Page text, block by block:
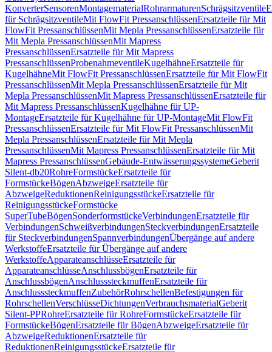
KonverterSensorenMontagematerialRohrarmaturenSchrägsitzventile
für SchrägsitzventileMit FlowFit PressanschlüssenErsatzteile für Mit
FlowFit PressanschlüssenMit Mepla PressanschlüssenErsatzteile für
Mit Mepla PressanschlüssenMit Mapress
PressanschlüssenErsatzteile für Mit Mapress
PressanschlüssenProbenahmeventileKugelhähneErsatzteile für
KugelhähneMit FlowFit PressanschlüssenErsatzteile für Mit FlowFit
PressanschlüssenMit Mepla PressanschlüssenErsatzteile für Mit
Mepla PressanschlüssenMit Mapress PressanschlüssenErsatzteile für
Mit Mapress PressanschlüssenKugelhähne für UP-
MontageErsatzteile für Kugelhähne für UP-MontageMit FlowFit
PressanschlüssenErsatzteile für Mit FlowFit PressanschlüssenMit
Mepla PressanschlüssenErsatzteile für Mit Mepla
PressanschlüssenMit Mapress PressanschlüssenErsatzteile für Mit
Mapress PressanschlüssenGebäude-EntwässerungssystemeGeberit
Silent-db20RohreFormstückeErsatzteile für
FormstückeBögenAbzweigeErsatzteile für
AbzweigeReduktionenReinigungsstückeErsatzteile für
ReinigungsstückeFormstücke
SuperTubeBögenSonderformstückeVerbindungenErsatzteile für
VerbindungenSchweißverbindungenSteckverbindungenErsatzteile
für SteckverbindungenSpannverbindungenÜbergänge auf andere
WerkstoffeErsatzteile für Übergänge auf andere
WerkstoffeApparateanschlüsseErsatzteile für
ApparateanschlüsseAnschlussbögenErsatzteile für
AnschlussbögenAnschlusssteckmuffenErsatzteile für
AnschlusssteckmuffenZubehörRohrschellenBefestigungen für
RohrschellenVerschlüsseDichtungenVerbrauchsmaterialGeberit
Silent-PPRohreErsatzteile für RohreFormstückeErsatzteile für
FormstückeBögenErsatzteile für BögenAbzweigeErsatzteile für
AbzweigeReduktionenErsatzteile für
ReduktionenReinigungsstückeErsatzteile für